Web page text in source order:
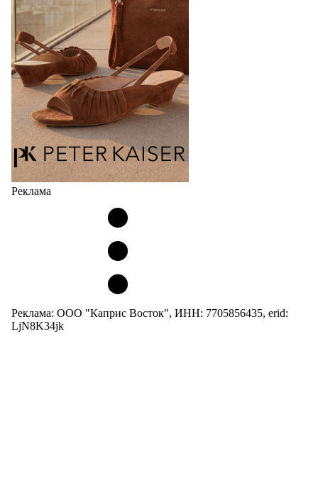
сникерины (гибридный вариант балеток и
кроссовок обтекаемой формы и с тонкой подошвой).
Но в модели Miu Miu Bubble присутствует еще и…
05.08.2026 2250
Реклама
Реклама: ООО "Каприс Восток", ИНН: 7705856435, erid:
LjN8K34jk